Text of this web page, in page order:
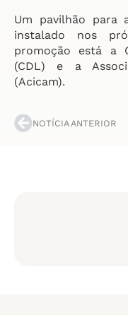
Um pavilhão para
instalado nos
promoção está a
(CDL) e a
(Acicam).
NOTÍCIA ANTERIOR